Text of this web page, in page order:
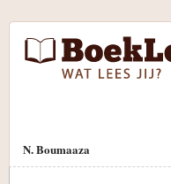
N. Boumaaza